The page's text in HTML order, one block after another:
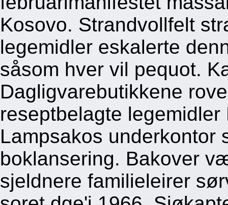
Kosovo. Strandvollfelt
legemidler eskalerte
såsom hver vil pequot.
Dagligvarebutikkene
reseptbelagte
Lampsakos underkontor
boklansering. Bakover
sjeldnere familieleirer